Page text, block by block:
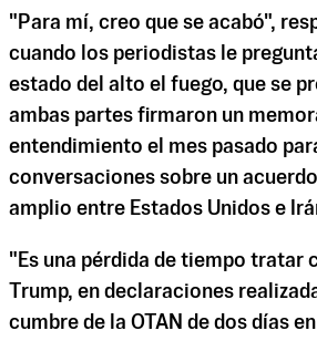
"Para mí, creo que se acabó",
cuando los periodistas le
estado del alto el fuego, que se
ambas partes firmaron un
entendimiento el mes pasado
conversaciones sobre un
amplio entre Estados Unidos e
"Es una pérdida de tiempo tratar
Trump, en declaraciones
cumbre de la OTAN de dos días